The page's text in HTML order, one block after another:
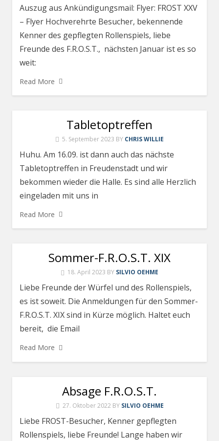
Auszug aus Ankündigungsmail: Flyer: FROST XXV
– Flyer Hochverehrte Besucher, bekennende
Kenner des gepflegten Rollenspiels, liebe
Freunde des F.R.O.S.T., nächsten Januar ist es so
weit:
Read More
Tabletoptreffen
5. September 2023 BY CHRIS WILLIE
Huhu. Am 16.09. ist dann auch das nächste
Tabletoptreffen in Freudenstadt und wir
bekommen wieder die Halle. Es sind alle Herzlich
eingeladen mit uns in
Read More
Sommer-F.R.O.S.T. XIX
18. April 2023 BY SILVIO OEHME
Liebe Freunde der Würfel und des Rollenspiels,
es ist soweit. Die Anmeldungen für den Sommer-
F.R.O.S.T. XIX sind in Kürze möglich. Haltet euch
bereit, die Email
Read More
Absage F.R.O.S.T.
27. Oktober 2022 BY SILVIO OEHME
Liebe FROST-Besucher, Kenner gepflegten
Rollenspiels, liebe Freunde! Lange haben wir